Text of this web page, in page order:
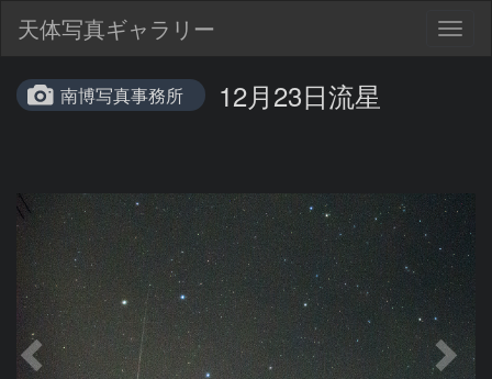
天体写真ギャラリー
南博写真事務所 12月23日流星